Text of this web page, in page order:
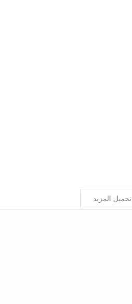
تحميل المزيد